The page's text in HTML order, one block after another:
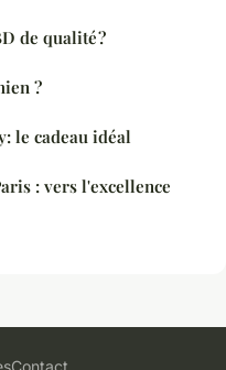
de qualité ?
?
le cadeau idéal
: vers l'excellence
Contact